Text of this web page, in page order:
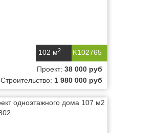
K102765
102 м2
Проект: 38 000 руб
Строительство: 1 980 000 руб